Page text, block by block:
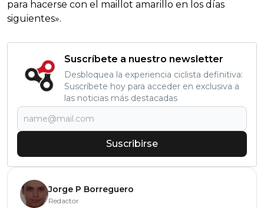
para hacerse con el maillot amarillo en los días
siguientes».
Suscríbete a nuestro newsletter
Desbloquea la experiencia ciclista definitiva:
Suscríbete hoy para acceder en exclusiva a
las noticias más destacadas
Suscribirse
Jorge P Borreguero
Redactor